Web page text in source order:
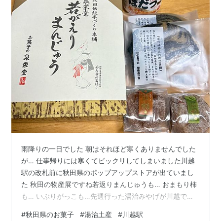
雨降りの一日でした 朝はそれほど寒くありませんでした
が… 仕事帰りには寒くてビックリしてしまいました川越
駅の改札前に秋田県のポップアップストアが出ていまし
た 秋田の物産展ですね若返りまんじゅうも… おまもり柿
も… いぶりがっこも…先週行った湯治みやげが川越でも
#秋田県のお菓子 #湯治土産 #川越駅